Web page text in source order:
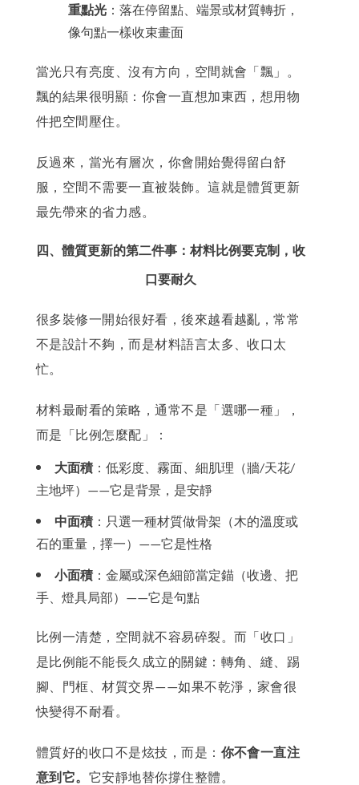
重點光：落在停留點、端景或材質轉折，
像句點一樣收束畫面
當光只有亮度、沒有方向，空間就會「飄」。
飄的結果很明顯：你會一直想加東西，想用物
件把空間壓住。
反過來，當光有層次，你會開始覺得留白舒
服，空間不需要一直被裝飾。這就是體質更新
最先帶來的省力感。
四、體質更新的第二件事：材料比例要克制，收
口要耐久
很多裝修一開始很好看，後來越看越亂，常常
不是設計不夠，而是材料語言太多、收口太
忙。
材料最耐看的策略，通常不是「選哪一種」，
而是「比例怎麼配」：
大面積：低彩度、霧面、細肌理（牆/天花/
主地坪） ——它是背景，是安靜
中面積：只選一種材質做骨架（木的溫度或
石的重量，擇一）
——它是性格
小面積：金屬或深色細節當定錨（收邊、把
手、燈具局部）
——它是句點
比例一清楚，空間就不容易碎裂。而「收口」
是比例能不能長久成立的關鍵：轉角、縫、踢
腳、門框、材質交界——如果不乾淨，家會很
快變得不耐看。
體質好的收口不是炫技，而是： 你不會一直注
意到它。 它安靜地替你撐住整體。